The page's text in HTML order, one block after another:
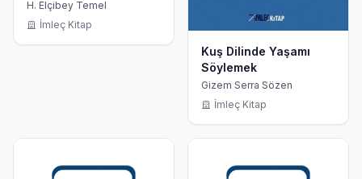
H. Elçibey Temel
İmleç Kitap
Kuş Dilinde Yaşamı
Söylemek
Gizem Serra Sözen
İmleç Kitap